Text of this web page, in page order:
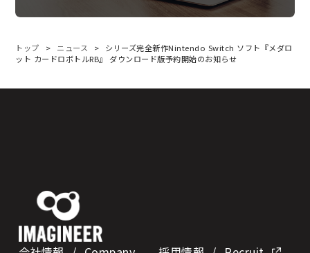
トップ ニュース
シリーズ完全新作Nintendo Switch ソフト『メダロ
ット カードロボトルRB』 ダウンロード版予約開始のお知らせ